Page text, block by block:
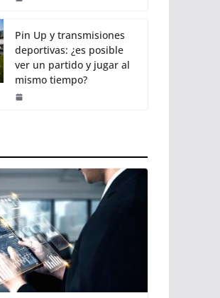
Pin Up y transmisiones
deportivas: ¿es posible
ver un partido y jugar al
mismo tiempo?